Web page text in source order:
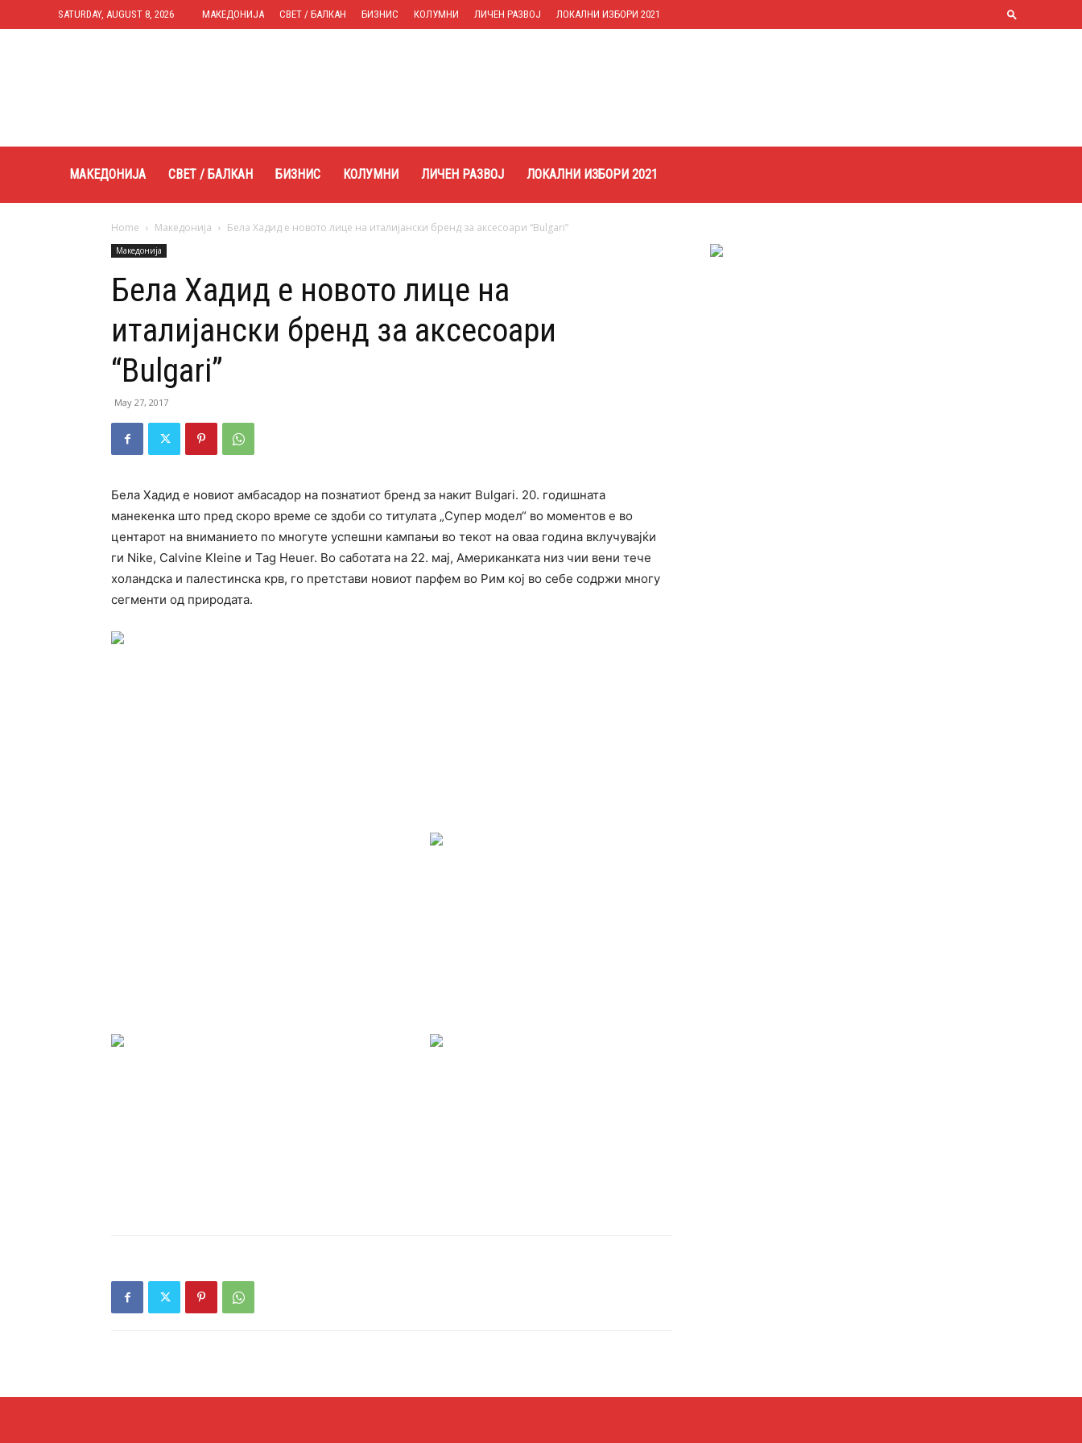
SATURDAY, AUGUST 8, 2026 МАКЕДОНИЈА СВЕТ / БАЛКАН БИЗНИС КОЛУМНИ ЛИЧЕН РАЗВОЈ ЛОКАЛНИ ИЗБОРИ 2021
МАКЕДОНИЈА СВЕТ / БАЛКАН БИЗНИС КОЛУМНИ ЛИЧЕН РАЗВОЈ ЛОКАЛНИ ИЗБОРИ 2021
Home Македонија Бела Хадид е новото лице на италијански бренд за аксесоари “Bulgari”
Македонија
Бела Хадид е новото лице на
италијански бренд за аксесоари
“Bulgari”
May 27, 2017
Бела Хадид е новиот амбасадор на познатиот бренд за накит Bulgari. 20. годишната
манекенка што пред скоро време се здоби со титулата „Супер модел“ во моментов е во
центарот на вниманието по многуте успешни кампањи во текот на оваа година вклучувајќи
ги Nike, Calvine Kleine и Tag Heuer. Во саботата на 22. мај, Американката низ чии вени тече
холандска и палестинска крв, го претстави новиот парфем во Рим кој во себе содржи многу
сегменти од природата.